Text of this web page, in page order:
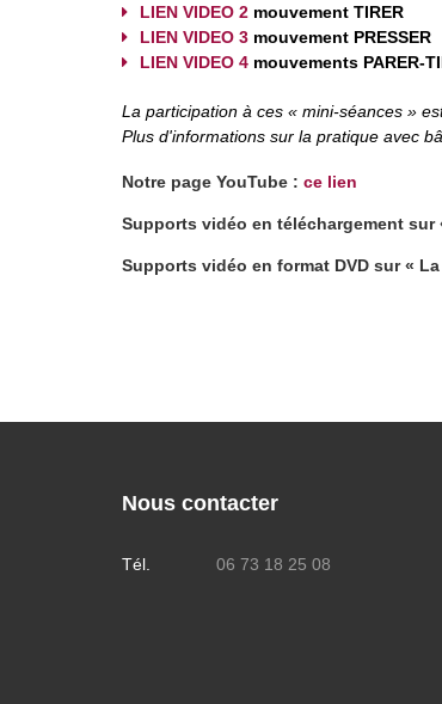
LIEN VIDEO 2 mouvement TIRER
LIEN VIDEO 3 mouvement PRESSER
LIEN VIDEO 4 mouvements PARER-
La participation à ces « mini-séances »
Plus d'informations sur la pratique avec
Notre page YouTube : ce lien
Supports vidéo en téléchargement sur
Supports vidéo en format DVD sur «
Nous contacter
Tél. 06 73 18 25 08